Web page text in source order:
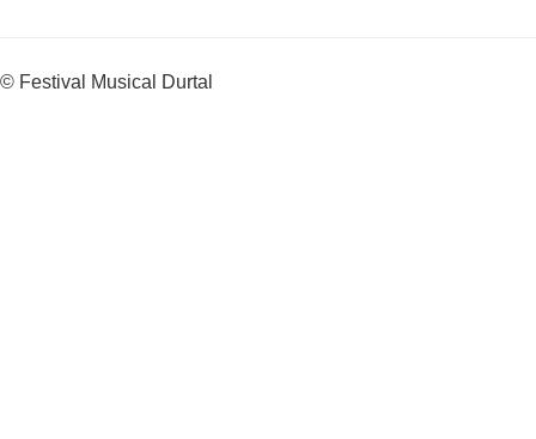
© Festival Musical Durtal